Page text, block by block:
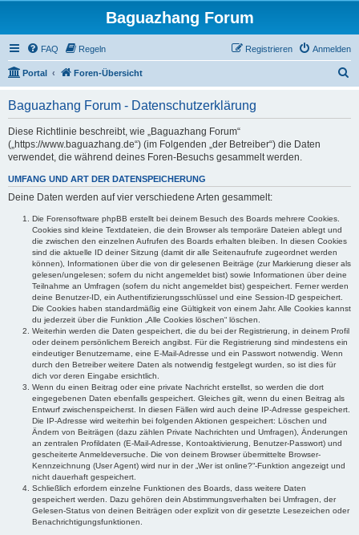
Baguazhang Forum
FAQ Regeln Anmelden
Registrieren
Portal Foren-Übersicht
Baguazhang Forum - Datenschutzerklärung
Diese Richtlinie beschreibt, wie „Baguazhang Forum“
(„https://www.baguazhang.de“) (im Folgenden „der Betreiber“) die Daten
verwendet, die während deines Foren-Besuchs gesammelt werden.
UMFANG UND ART DER DATENSPEICHERUNG
Deine Daten werden auf vier verschiedene Arten gesammelt:
Die Forensoftware phpBB erstellt bei deinem Besuch des Boards mehrere Cookies.
Cookies sind kleine Textdateien, die dein Browser als temporäre Dateien ablegt und
die zwischen den einzelnen Aufrufen des Boards erhalten bleiben. In diesen Cookies
sind die aktuelle ID deiner Sitzung (damit dir alle Seitenaufrufe zugeordnet werden
können), Informationen über die von dir gelesenen Beiträge (zur Markierung dieser als
gelesen/ungelesen; sofern du nicht angemeldet bist) sowie Informationen über deine
Teilnahme an Umfragen (sofern du nicht angemeldet bist) gespeichert. Ferner werden
deine Benutzer-ID, ein Authentifizierungsschlüssel und eine Session-ID gespeichert.
Die Cookies haben standardmäßig eine Gültigkeit von einem Jahr. Alle Cookies kannst
du jederzeit über die Funktion „Alle Cookies löschen“ löschen.
Weiterhin werden die Daten gespeichert, die du bei der Registrierung, in deinem Profil
oder deinem persönlichem Bereich angibst. Für die Registrierung sind mindestens ein
eindeutiger Benutzername, eine E-Mail-Adresse und ein Passwort notwendig. Wenn
durch den Betreiber weitere Daten als notwendig festgelegt wurden, so ist dies für
dich vor deren Eingabe ersichtlich.
Wenn du einen Beitrag oder eine private Nachricht erstellst, so werden die dort
eingegebenen Daten ebenfalls gespeichert. Gleiches gilt, wenn du einen Beitrag als
Entwurf zwischenspeicherst. In diesen Fällen wird auch deine IP-Adresse gespeichert.
Die IP-Adresse wird weiterhin bei folgenden Aktionen gespeichert: Löschen und
Ändern von Beiträgen (dazu zählen Private Nachrichten und Umfragen), Änderungen
an zentralen Profildaten (E-Mail-Adresse, Kontoaktivierung, Benutzer-Passwort) und
gescheiterte Anmeldeversuche. Die von deinem Browser übermittelte Browser-
Kennzeichnung (User Agent) wird nur in der „Wer ist online?“-Funktion angezeigt und
nicht dauerhaft gespeichert.
Schließlich erfordern einzelne Funktionen des Boards, dass weitere Daten
gespeichert werden. Dazu gehören dein Abstimmungsverhalten bei Umfragen, der
Gelesen-Status von deinen Beiträgen oder explizit von dir gesetzte Lesezeichen oder
Benachrichtigungsfunktionen.